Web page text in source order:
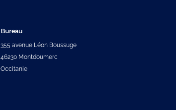
Bureau
355 avenue Léon Boussuge
46230 Montdoumerc
Occitanie